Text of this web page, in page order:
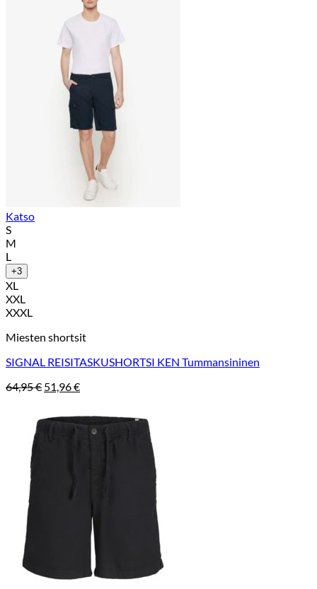
Katso
S
M
L
+3
XL
XXL
XXXL
Miesten shortsit
SIGNAL REISITASKUSHORTSI KEN Tummansininen
64,95€ Alkuperäinen
64,95 €.
51,96€Nykyinen
on:
51,96 €.